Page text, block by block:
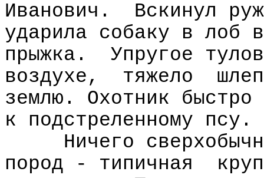
Иванович.
Вскинул
ударила собаку в лоб
прыжка.
Упругое
воздухе,
тяжело
землю. Охотник быстро
к подстреленному псу.
Ничего
пород - типичная